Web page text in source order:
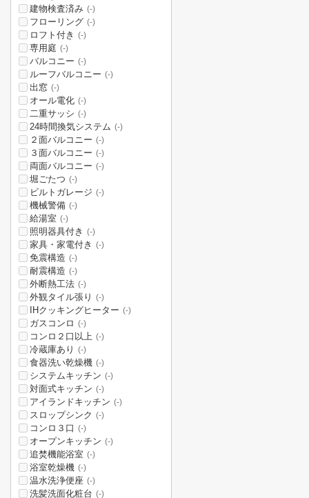
建物検査済み (-)
フローリング (-)
ロフト付き (-)
専用庭 (-)
バルコニー (-)
ルーフバルコニー (-)
出窓 (-)
オール電化 (-)
二重サッシ (-)
24時間換気システム (-)
２面バルコニー (-)
３面バルコニー (-)
両面バルコニー (-)
堀ごたつ (-)
ビルトガレージ (-)
機械警備 (-)
給湯室 (-)
照明器具付き (-)
家具・家電付き (-)
免震構造 (-)
耐震構造 (-)
外断熱工法 (-)
外観タイル張り (-)
IHクッキングヒーター (-)
ガスコンロ (-)
コンロ２口以上 (-)
冷蔵庫あり (-)
食器洗い乾燥機 (-)
システムキッチン (-)
対面式キッチン (-)
アイランドキッチン (-)
スロップシンク (-)
コンロ３口 (-)
オープンキッチン (-)
追焚機能浴室 (-)
浴室乾燥機 (-)
温水洗浄便座 (-)
洗髪洗面化粧台 (-)